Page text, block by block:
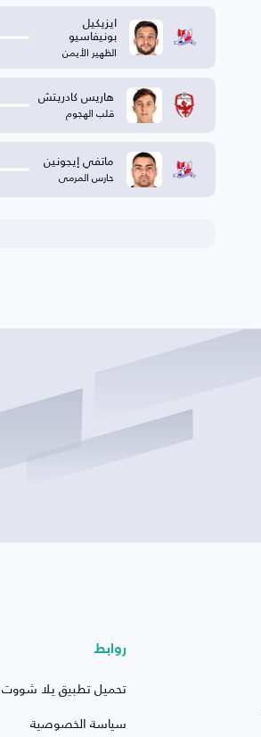
ايزيكيل
بونيفاسيو
الظهير الأيمن
هاريس كادريتش
قلب الهجوم
ماتفي إيجونين
حارس المرمى
روابط
تحميل تطبيق يلا شووت
سياسة الخصوصية